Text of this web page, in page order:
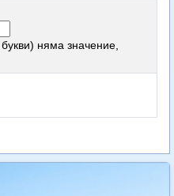
няма значение,